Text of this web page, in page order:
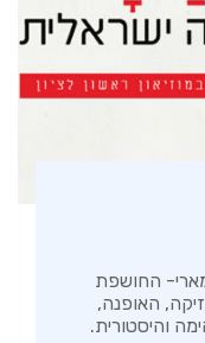
החושפת
האופנה,
והיסטורית.